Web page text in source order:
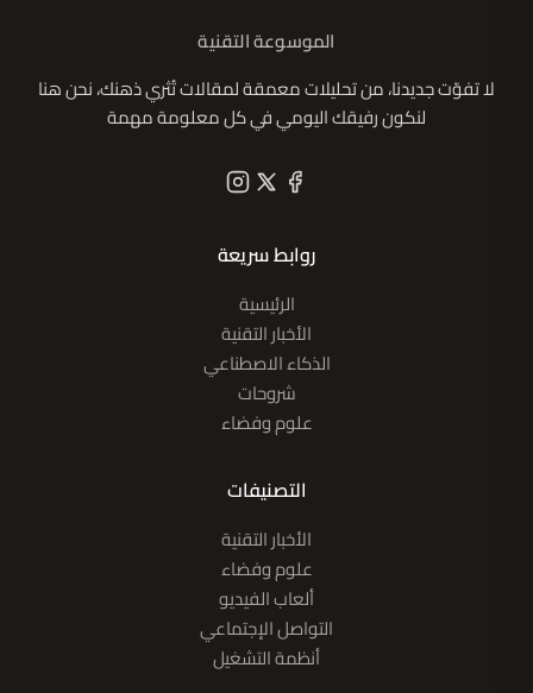
الموسوعة التقنية
لا تفوّت جديدنا، من تحليلات معمقة لمقالات تُثري ذهنك، نحن هنا
لنكون رفيقك اليومي في كل معلومة مهمة
روابط سريعة
الرئيسية
الأخبار التقنية
الذكاء الاصطناعي
شروحات
علوم وفضاء
التصنيفات
الأخبار التقنية
علوم وفضاء
ألعاب الفيديو
التواصل الإجتماعي
أنظمة التشغيل